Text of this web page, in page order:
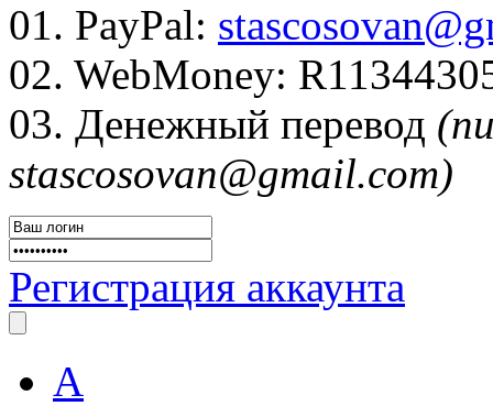
01. PayPal:
02. WebMoney:
03. Денежный перевод
stascosovan@gmail.com)
Регистрация аккаунта
А